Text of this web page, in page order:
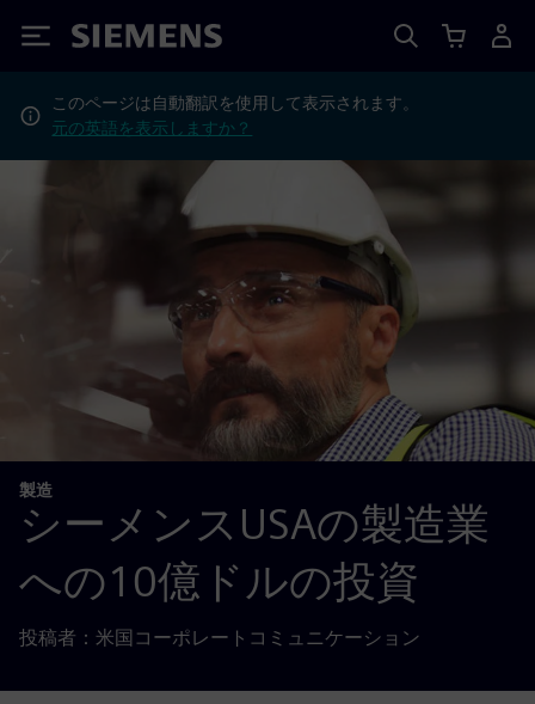
Siemens
このページは自動翻訳を使用して表示されます。
元の英語を表示しますか？
製造
シーメンスUSAの製造業
への10億ドルの投資
投稿者：米国コーポレートコミュニケーション